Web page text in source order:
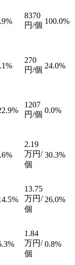
8370
円/個 100.0%
270
円/個 24.0%
1207
円/個 0.0%
2.19
万円/
個
30.3%
13.75
万円/
個
26.0%
1.84
万円/
個
0.8%